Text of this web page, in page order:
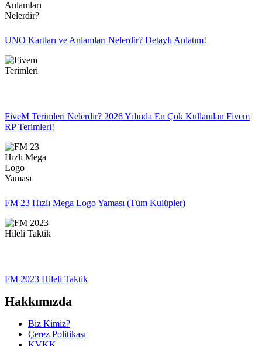
UNO Kartları ve Anlamları Nelerdir? Detaylı Anlatım!
FiveM Terimleri Nelerdir? 2026 Yılında En Çok Kullanılan Fivem
RP Terimleri!
FM 23 Hızlı Mega Logo Yaması (Tüm Kulüpler)
FM 2023 Hileli Taktik
Hakkımızda
Biz Kimiz?
Çerez Politikası